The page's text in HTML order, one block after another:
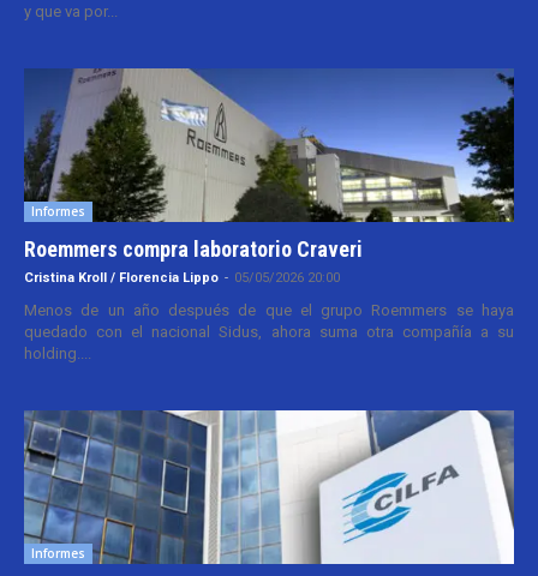
y que va por...
Informes
Roemmers compra laboratorio Craveri
Cristina Kroll / Florencia Lippo - 05/05/2026 20:00
Menos de un año después de que el grupo Roemmers se haya
quedado con el nacional Sidus, ahora suma otra compañía a su
holding....
Informes